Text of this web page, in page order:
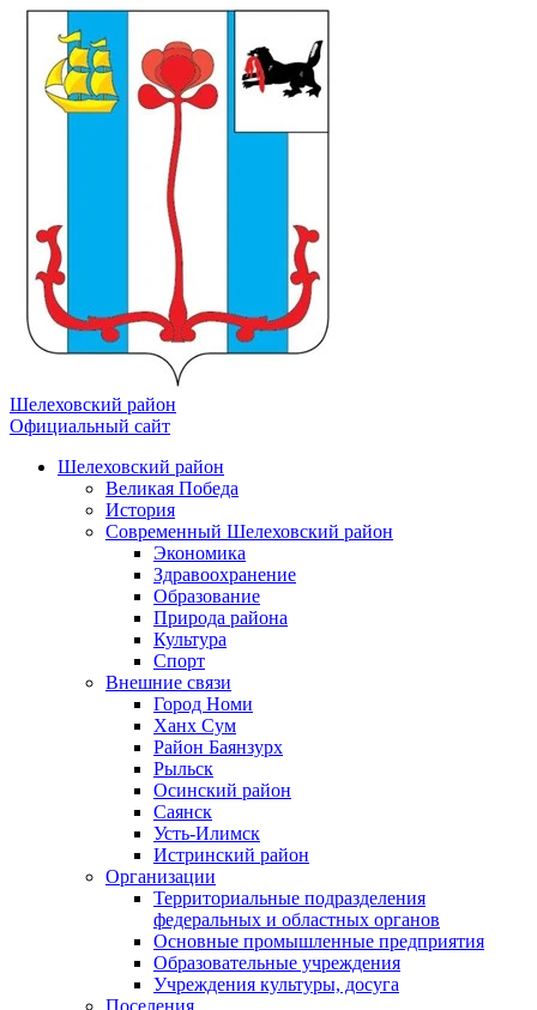
Шелеховский район
Официальный сайт
Шелеховский район
Великая Победа
История
Современный Шелеховский район
Экономика
Здравоохранение
Образование
Природа района
Культура
Спорт
Внешние связи
Город Номи
Ханх Сум
Район Баянзурх
Рыльск
Осинский район
Саянск
Усть-Илимск
Истринский район
Организации
Территориальные подразделения
федеральных и областных органов
Основные промышленные предприятия
Образовательные учреждения
Учреждения культуры, досуга
Поселения